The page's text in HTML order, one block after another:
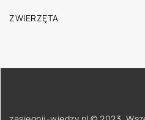
ZWIERZĘTA